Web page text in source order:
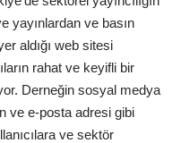
yayınlardan ve basın
aldığı web sitesi
rahat ve keyifli bir
Derneğin sosyal medya
ve e-posta adresi gibi
ve sektör